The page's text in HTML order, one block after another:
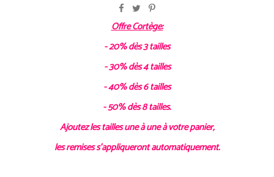
Offre Cortège:
- 20% dès 3 tailles
- 30% dès 4 tailles
- 40% dès 6 tailles
- 50% dès 8 tailles.
Ajoutez les tailles une à une à votre panier,
les remises s'appliqueront automatiquement.